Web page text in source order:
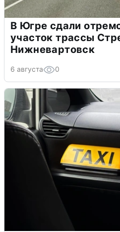
В Югре сдали
участок трассы
Нижневартовск
6 августа 0